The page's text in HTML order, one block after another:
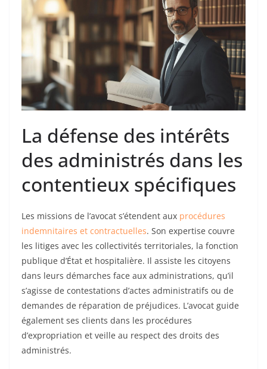
La défense des intérêts
des administrés dans les
contentieux spécifiques
Les missions de l’avocat s’étendent aux procédures
indemnitaires et contractuelles. Son expertise couvre
les litiges avec les collectivités territoriales, la fonction
publique d’État et hospitalière. Il assiste les citoyens
dans leurs démarches face aux administrations, qu’il
s’agisse de contestations d’actes administratifs ou de
demandes de réparation de préjudices. L’avocat guide
également ses clients dans les procédures
d’expropriation et veille au respect des droits des
administrés.